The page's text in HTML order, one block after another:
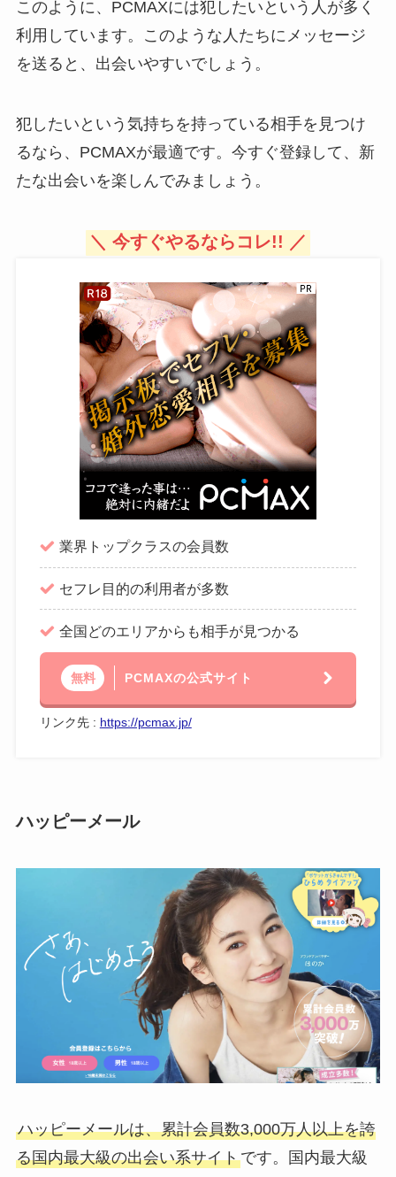
このように、PCMAXには犯したいという人が多く
利用しています。このような人たちにメッセージ
を送ると、出会いやすいでしょう。
犯したいという気持ちを持っている相手を見つけ
るなら、PCMAXが最適です。今すぐ登録して、新
たな出会いを楽しんでみましょう。
＼ 今すぐやるならコレ!! ／
業界トップクラスの会員数
セフレ目的の利用者が多数
全国どのエリアからも相手が見つかる
無料 PCMAXの公式サイト
リンク先 : https://pcmax.jp/
ハッピーメール
ハッピーメールは、累計会員数3,000万人以上を誇
る国内最大級の出会い系サイトです。国内最大級